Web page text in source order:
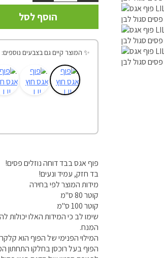
הוסף לסל
✨ המוצר קיים גם בצבעים נוספים:
פוף אגס בבד דוחה נוזלים פסים!
בד חזק, עמיד ונעים!
מידות המוצר לפי בחירה
קוטר 80 ס"מ
קוטר 100 ס"מ
שימו לב כי המידות האלו יכולות
המנח.
המילוי הפנימי של הפוף הוא
הפוף בעל רוכסן בחלקו התחתון